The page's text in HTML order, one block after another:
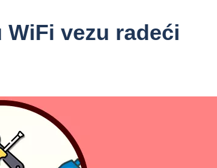
vezu radeći